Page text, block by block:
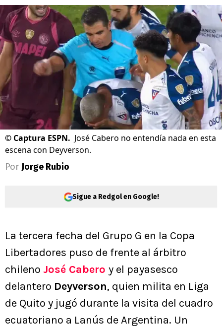
© Captura ESPN. José Cabero no entendía nada en esta
escena con Deyverson.
Por Jorge Rubio
Sigue a Redgol en Google!
La tercera fecha del Grupo G en la Copa
Libertadores puso de frente al árbitro
chileno José Cabero y el payasesco
delantero Deyverson, quien milita en Liga
de Quito y jugó durante la visita del cuadro
ecuatoriano a Lanús de Argentina. Un